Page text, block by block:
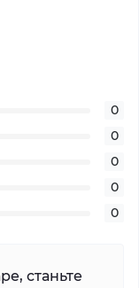
0
0
0
0
0
станьте